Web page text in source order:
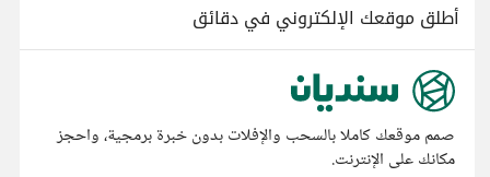
أطلق موقعك الإلكتروني في دقائق
صمم موقعك كاملا بالسحب والإفلات بدون خبرة برمجية، واحجز
مكانك على الإنترنت.